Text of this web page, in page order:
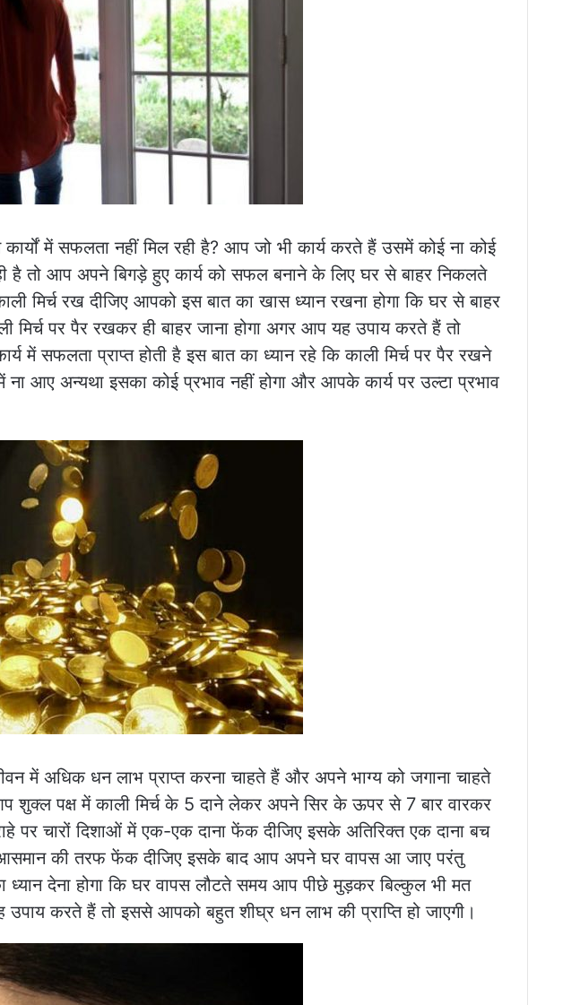
में सफलता नहीं मिल रही है? आप जो भी कार्य करते हैं उसमें कोई ना कोई
है तो आप अपने बिगड़े हुए कार्य को सफल बनाने के लिए घर से बाहर निकलते
मिर्च रख दीजिए आपको इस बात का खास ध्यान रखना होगा कि घर से बाहर
मिर्च पर पैर रखकर ही बाहर जाना होगा अगर आप यह उपाय करते हैं तो
में सफलता प्राप्त होती है इस बात का ध्यान रहे कि काली मिर्च पर पैर रखने
ना आए अन्यथा इसका कोई प्रभाव नहीं होगा और आपके कार्य पर उल्टा प्रभाव
में अधिक धन लाभ प्राप्त करना चाहते हैं और अपने भाग्य को जगाना चाहते
शुक्ल पक्ष में काली मिर्च के 5 दाने लेकर अपने सिर के ऊपर से 7 बार वारकर
पर चारों दिशाओं में एक-एक दाना फेंक दीजिए इसके अतिरिक्त एक दाना बच
की तरफ फेंक दीजिए इसके बाद आप अपने घर वापस आ जाए परंतु
देना होगा कि घर वापस लौटते समय आप पीछे मुड़कर बिल्कुल भी मत
करते हैं तो इससे आपको बहुत शीघ्र धन लाभ की प्राप्ति हो जाएगी।